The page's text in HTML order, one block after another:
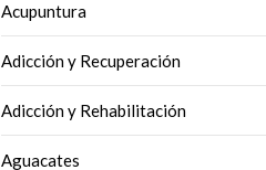
Acupuntura
Adicción y Recuperación
Adicción y Rehabilitación
Aguacates